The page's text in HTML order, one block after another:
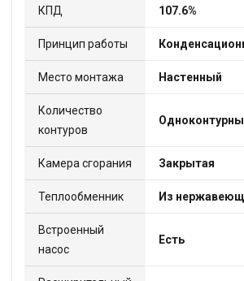
КПД 107.6%
Принцип работы
Место монтажа Настенный
Количество
контуров
Камера сгорания Закрытая
Теплообменник Из
Встроенный
насос
Есть